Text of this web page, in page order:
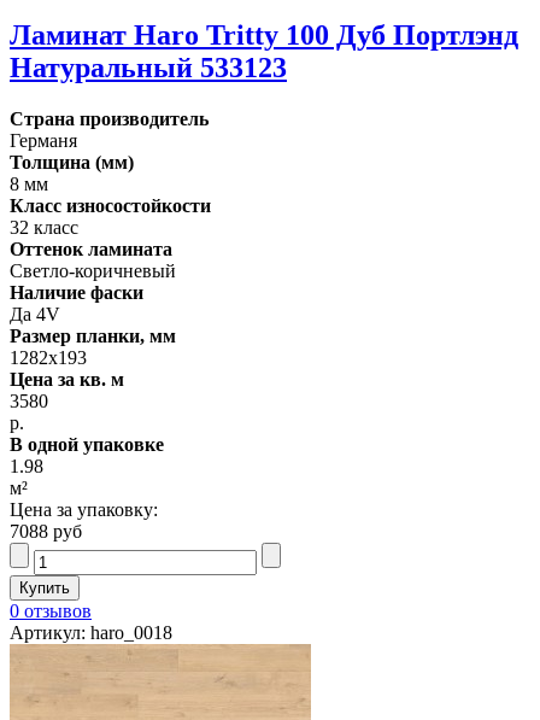
Ламинат Haro Tritty 100 Дуб Портлэнд
Натуральный 533123
Страна производитель
Германя
Толщина (мм)
8 мм
Класс износостойкости
32 класс
Оттенок ламината
Светло-коричневый
Наличие фаски
Да 4V
Размер планки, мм
1282х193
Цена за кв. м
3580
р.
В одной упаковке
1.98
м²
Цена за упаковку:
7088 руб
0 отзывов
Артикул: haro_0018